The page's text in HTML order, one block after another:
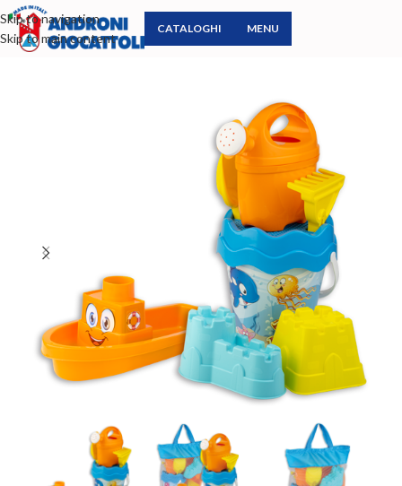
Skip to navigation
Skip to main content
CATALOGHI MENU